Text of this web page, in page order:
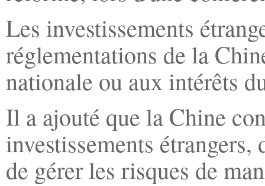
Les investissements
réglementations de la
nationale ou aux intérêts
Il a ajouté que la Chine
investissements
de gérer les risques de